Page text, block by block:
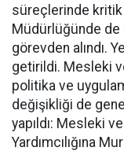
süreçlerinde kritik
Müdürlüğünde de
görevden alındı.
getirildi. Mesleki
politika ve
değişikliği de
yapıldı: Mesleki
Yardımcılığına